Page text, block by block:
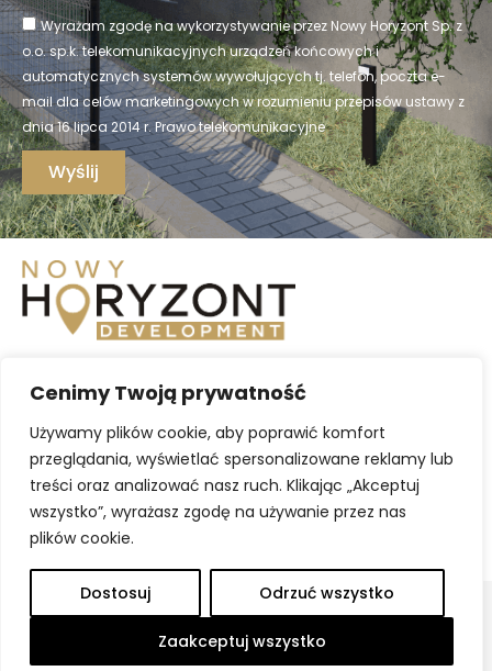
Cenimy Twoją prywatność
Używamy plików cookie, aby poprawić komfort
przeglądania, wyświetlać spersonalizowane reklamy lub
treści oraz analizować nasz ruch. Klikając „Akceptuj
wszystko”, wyrażasz zgodę na używanie przez nas
plików cookie.
Dostosuj Odrzuć wszystko
Zaakceptuj wszystko
Wyrażam zgodę na wykorzystywanie przez Nowy Horyzont Sp. z
o.o. sp.k. telekomunikacyjnych urządzeń końcowych i
automatycznych systemów wywołujących tj. telefon, poczta e-
mail dla celów marketingowych w rozumieniu przepisów ustawy z
dnia 16 lipca 2014 r. Prawo telekomunikacyjne
Wyślij
Krasne 32A/27
+48 729 970 308
+48 729 886 395
biuro@nhdevelopment.pl
GODZINY OTWARCIA
Poniedziałek - Piątek 8:00 - 16:00
Copyright: Nowy Horyzont Development Sp. z o.o. | Strona
wykorzystuje pliki Cookies